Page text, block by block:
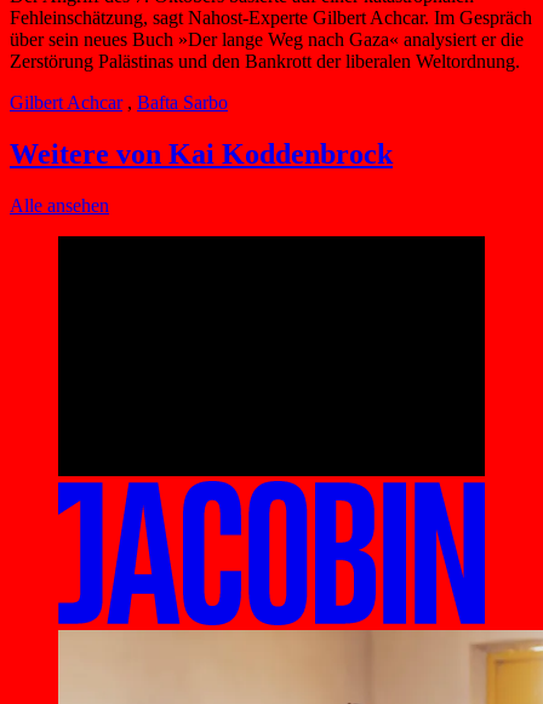
Fehleinschätzung, sagt Nahost-Experte Gilbert Achcar. Im Gespräch
über sein neues Buch »Der lange Weg nach Gaza« analysiert er die
Zerstörung Palästinas und den Bankrott der liberalen Weltordnung.
Gilbert Achcar , Bafta Sarbo
Weitere von Kai Koddenbrock
Alle ansehen